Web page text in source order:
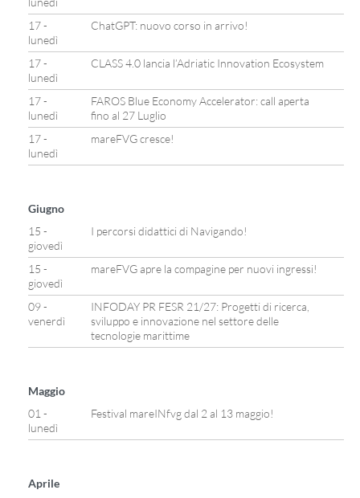
17 -
lunedì
ChatGPT: nuovo corso in arrivo!
17 -
lunedì
CLASS 4.0 lancia l’Adriatic Innovation Ecosystem
17 -
lunedì
FAROS Blue Economy Accelerator: call aperta
fino al 27 Luglio
17 -
lunedì
mareFVG cresce!
Giugno
15 -
giovedì
I percorsi didattici di Navigando!
15 -
giovedì
mareFVG apre la compagine per nuovi ingressi!
09 -
venerdì
INFODAY PR FESR 21/27: Progetti di ricerca,
sviluppo e innovazione nel settore delle
tecnologie marittime
Maggio
01 -
lunedì
Festival mareINfvg dal 2 al 13 maggio!
Aprile